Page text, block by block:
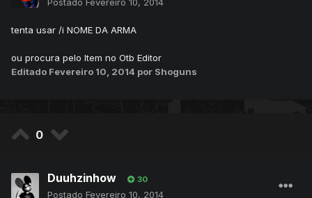
tenta usar /i NOME DA ARMA
ou procura pelo Item no Otb Editor
Editado Fevereiro 10, 2014 por Shoguns
0
Duuhzinhow 30
Postado Fevereiro 10, 2014